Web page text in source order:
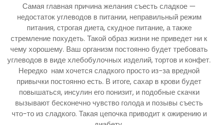
Самая главная причина желания съесть сладкое —
недостаток углеводов в питании, неправильный режим
питания, строгая диета, скудное питание, а также
стремление похудеть. Такой образ жизни не приведет ни к
чему хорошему. Ваш организм постоянно будет требовать
углеводов в виде хлебобулочных изделий, тортов и конфет.
Нередко нам хочется сладкого просто из-за вредной
привычки постоянно есть. В итоге, сахар в крови будет
повышаться, инсулин его понизит, и подобные скачки
вызывают бесконечно чувство голода и позывы съесть
что-то из сладкого. Такая цепочка приводит к ожирению и